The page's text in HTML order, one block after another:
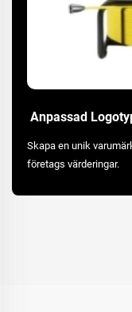
Anpassad
Skapa en unik
företags värderingar.